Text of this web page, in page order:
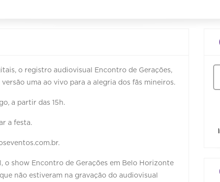
o registro audiovisual Encontro de Gerações,
uma ao vivo para a alegria dos fãs mineiros.
a partir das 15h.
a festa.
o show Encontro de Gerações em Belo Horizonte
não estiveram na gravação do audiovisual